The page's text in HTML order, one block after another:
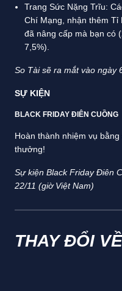
Trang Sức Nặng Trĩu:
Chí Mạng, nhận thêm
đã nâng cấp mà bạn có
7,5%).
So Tài sẽ ra mắt vào ngày
SỰ KIỆN
BLACK FRIDAY ĐIÊN CUỒNG
Hoàn thành nhiệm vụ
thưởng!
Sự kiện Black Friday Điên
22/11 (giờ Việt Nam)
THAY ĐỔI